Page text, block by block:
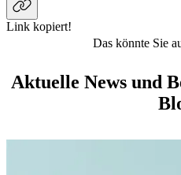
Link kopiert!
Das könnte Sie
Aktuelle News und